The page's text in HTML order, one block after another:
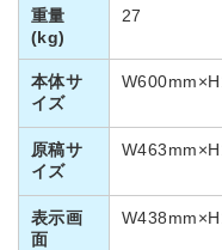
重量
(kg)
27
本体サ
イズ
原稿サ
イズ
表示画
面